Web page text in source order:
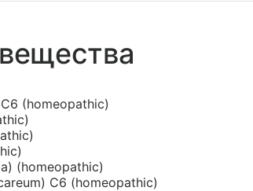
(homeopathic)
(homeopathic)
C6 (homeopathic)